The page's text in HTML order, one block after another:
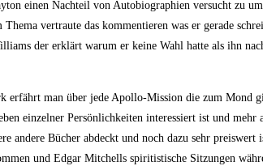
einen Nachteil von Autobiographien versucht zu
vertraute das kommentieren was er gerade
der erklärt warum er keine Wahl hatte als ihn
erfährt man über jede Apollo-Mission die zum Mond
einzelner Persönlichkeiten interessiert ist und mehr
andere Bücher abdeckt und noch dazu sehr
und Edgar Mitchells spiritistische Sitzungen